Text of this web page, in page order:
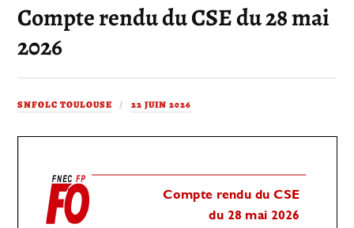
Compte rendu du CSE du 28 mai
2026
SNFOLC TOULOUSE 22 JUIN 2026